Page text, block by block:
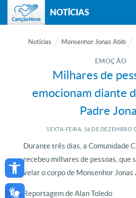
Open toolbar
NOTÍCIAS
Notícias Monsenhor Jonas Abib
EMOÇÃO
Milhares de
emocionam diante
Padre
SEXTA-FEIRA, 16 DE DEZEMBRO
Durante três dias, a Comunidade
recebeu milhares de pessoas, que
velar o corpo de Monsenhor Jonas
Reportagem de Alan Toledo